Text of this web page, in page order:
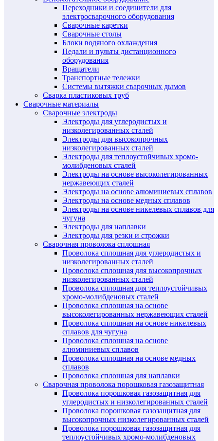
Переходники и соединители для
электросварочного оборудования
Сварочные каретки
Сварочные столы
Блоки водяного охлаждения
Педали и пульты дистанционного
оборудования
Вращатели
Транспортные тележки
Системы вытяжки сварочных дымов
Сварка пластиковых труб
Сварочные материалы
Сварочные электроды
Электроды для углеродистых и
низколегированных сталей
Электроды для высокопрочных
низколегированных сталей
Электроды для теплоустойчивых хромо-
молибденовых сталей
Электроды на основе высоколегированных
нержавеющих сталей
Электроды на основе алюминиевых сплавов
Электроды на основе медных сплавов
Электроды на основе никелевых сплавов для
чугуна
Электроды для наплавки
Электроды для резки и строжки
Сварочная проволока сплошная
Проволока сплошная для углеродистых и
низколегированных сталей
Проволока сплошная для высокопрочных
низколегированных сталей
Проволока сплошная для теплоустойчивых
хромо-молибденовых сталей
Проволока сплошная на основе
высоколегированных нержавеющих сталей
Проволока сплошная на основе никелевых
сплавов для чугуна
Проволока сплошная на основе
алюминиевых сплавов
Проволока сплошная на основе медных
сплавов
Проволока сплошная для наплавки
Сварочная проволока порошковая газозащитная
Проволока порошковая газозащитная для
углеродистых и низколегированных сталей
Проволока порошковая газозащитная для
высокопрочных низколегированных сталей
Проволока порошковая газозащитная для
теплоустойчивых хромо-молибденовых